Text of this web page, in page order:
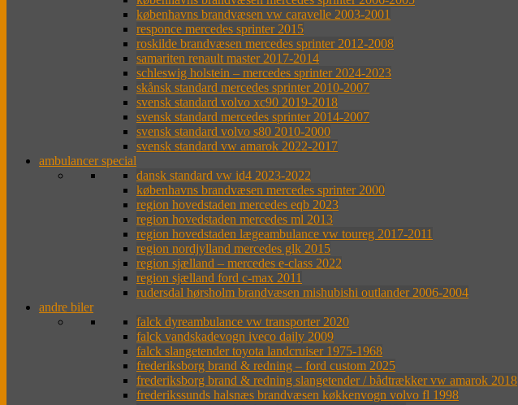
københavns brandvæsen vw caravelle 2003-2001
responce mercedes sprinter 2015
roskilde brandvæsen mercedes sprinter 2012-2008
samariten renault master 2017-2014
schleswig holstein – mercedes sprinter 2024-2023
skånsk standard mercedes sprinter 2010-2007
svensk standard volvo xc90 2019-2018
svensk standard mercedes sprinter 2014-2007
svensk standard volvo s80 2010-2000
svensk standard vw amarok 2022-2017
ambulancer special
dansk standard vw id4 2023-2022
københavns brandvæsen mercedes sprinter 2000
region hovedstaden mercedes eqb 2023
region hovedstaden mercedes ml 2013
region hovedstaden lægeambulance vw toureg 2017-2011
region nordjylland mercedes glk 2015
region sjælland – mercedes e-class 2022
region sjælland ford c-max 2011
rudersdal hørsholm brandvæsen mishubishi outlander 2006-2004
andre biler
falck dyreambulance vw transporter 2020
falck vandskadevogn iveco daily 2009
falck slangetender toyota landcruiser 1975-1968
frederiksborg brand & redning – ford custom 2025
frederiksborg brand & redning slangetender / bådtrækker vw amarok 2018
frederikssunds halsnæs brandvæsen køkkenvogn volvo fl 1998